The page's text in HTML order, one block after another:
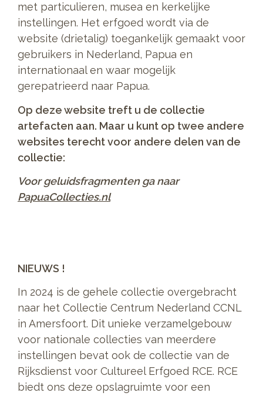
met particulieren, musea en kerkelijke
instellingen. Het erfgoed wordt via de
website (drietalig) toegankelijk gemaakt voor
gebruikers in Nederland, Papua en
internationaal en waar mogelijk
gerepatrieerd naar Papua.
Op deze website treft u de collectie
artefacten aan. Maar u kunt op twee andere
websites terecht voor andere delen van de
collectie:
Voor geluidsfragmenten ga naar
PapuaCollecties.nl
NIEUWS !
In 2024 is de gehele collectie overgebracht
naar het Collectie Centrum Nederland CCNL
in Amersfoort. Dit unieke verzamelgebouw
voor nationale collecties van meerdere
instellingen bevat ook de collectie van de
Rijksdienst voor Cultureel Erfgoed RCE. RCE
biedt ons deze opslagruimte voor een